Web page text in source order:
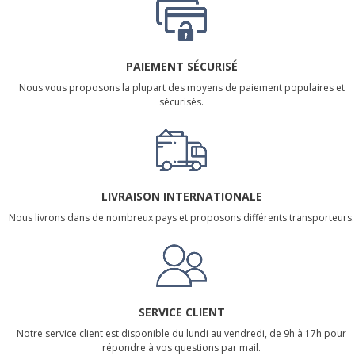
PAIEMENT SÉCURISÉ
Nous vous proposons la plupart des moyens de paiement populaires et
sécurisés.
LIVRAISON INTERNATIONALE
Nous livrons dans de nombreux pays et proposons différents transporteurs.
SERVICE CLIENT
Notre service client est disponible du lundi au vendredi, de 9h à 17h pour
répondre à vos questions par mail.